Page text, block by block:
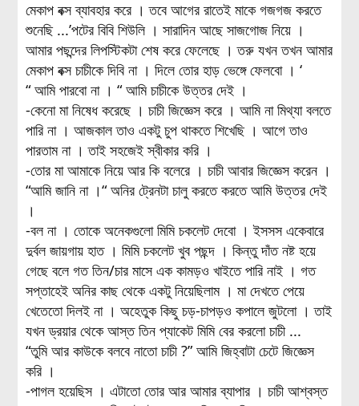
মেকাপ বক্স ব্যাবহার করে । তবে আগের রাতেই মাকে গজগজ করতে
শুনেছি ...’পটের বিবি শিউলি । সারাদিন আছে সাজগোজ নিয়ে ।
আমার পছন্দের লিপস্টিকটা শেষ করে ফেলেছে । তরু যখন তখন আমার
মেকাপ বক্স চাচীকে দিবি না । দিলে তোর হাড় ভেঙ্গে ফেলবো । ‘
“ আমি পারবো না । “ আমি চাচীকে উত্তর দেই ।
-কেনো মা নিষেধ করেছে । চাচী জিজ্ঞেস করে । আমি না মিথ্যা বলতে
পারি না । আজকাল তাও একটু চুপ থাকতে শিখেছি । আগে তাও
পারতাম না । তাই সহজেই স্বীকার করি ।
-তোর মা আমাকে নিয়ে আর কি বলেরে । চাচী আবার জিজ্ঞেস করেন ।
“আমি জানি না ।“ অনির ট্রেনটা চালু করতে করতে আমি উত্তর দেই
।
-বল না । তোকে অনেকগুলো মিমি চকলেট দেবো । ইসসস একেবারে
দুর্বল জায়গায় হাত । মিমি চকলেট খুব পছন্দ । কিন্তু দাঁত নষ্ট হয়ে
গেছে বলে গত তিন/চার মাসে এক কামড়ও খাইতে পারি নাই । গত
সপ্তাহেই অনির কাছ থেকে একটু নিয়েছিলাম । মা দেখতে পেয়ে
খেতেতো দিলই না । অহেতুক কিছু চড়-চাপড়ও কপালে জুটলো । তাই
যখন ড্রয়ার থেকে আস্ত তিন প্যাকেট মিমি বের করলো চাচী ...
“তুমি আর কাউকে বলবে নাতো চাচী ?” আমি জিহ্বাটা চেটে জিজ্ঞেস
করি ।
-পাগল হয়েছিস । এটাতো তোর আর আমার ব্যাপার । চাচী আশ্বস্ত